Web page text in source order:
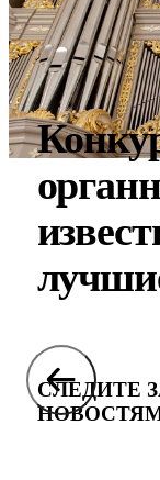
СЛЕДИТЕ